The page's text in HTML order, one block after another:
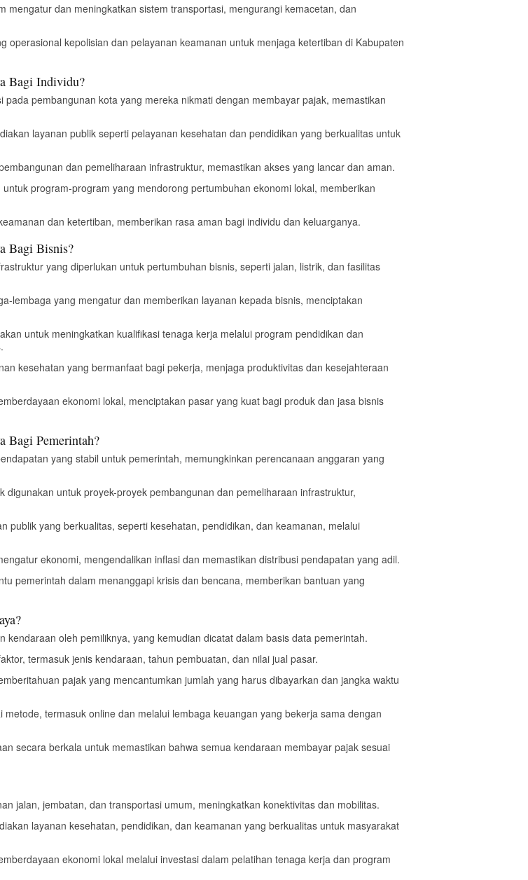
mengatur dan meningkatkan sistem transportasi, mengurangi kemacetan, dan
operasional kepolisian dan pelayanan keamanan untuk menjaga ketertiban di Kabupaten
Bagi Individu?
pada pembangunan kota yang mereka nikmati dengan membayar pajak, memastikan
layanan publik seperti pelayanan kesehatan dan pendidikan yang berkualitas untuk
dan pemeliharaan infrastruktur, memastikan akses yang lancar dan aman.
program-program yang mendorong pertumbuhan ekonomi lokal, memberikan
dan ketertiban, memberikan rasa aman bagi individu dan keluarganya.
Bagi Bisnis?
yang diperlukan untuk pertumbuhan bisnis, seperti jalan, listrik, dan fasilitas
lembaga yang mengatur dan memberikan layanan kepada bisnis, menciptakan
untuk meningkatkan kualifikasi tenaga kerja melalui program pendidikan dan
kesehatan yang bermanfaat bagi pekerja, menjaga produktivitas dan kesejahteraan
ekonomi lokal, menciptakan pasar yang kuat bagi produk dan jasa bisnis
Bagi Pemerintah?
yang stabil untuk pemerintah, memungkinkan perencanaan anggaran yang
digunakan untuk proyek-proyek pembangunan dan pemeliharaan infrastruktur,
publik yang berkualitas, seperti kesehatan, pendidikan, dan keamanan, melalui
ekonomi, mengendalikan inflasi dan memastikan distribusi pendapatan yang adil.
pemerintah dalam menanggapi krisis dan bencana, memberikan bantuan yang
kendaraan oleh pemiliknya, yang kemudian dicatat dalam basis data pemerintah.
termasuk jenis kendaraan, tahun pembuatan, dan nilai jual pasar.
pajak yang mencantumkan jumlah yang harus dibayarkan dan jangka waktu
termasuk online dan melalui lembaga keuangan yang bekerja sama dengan
secara berkala untuk memastikan bahwa semua kendaraan membayar pajak sesuai
jalan, jembatan, dan transportasi umum, meningkatkan konektivitas dan mobilitas.
layanan kesehatan, pendidikan, dan keamanan yang berkualitas untuk masyarakat
ekonomi lokal melalui investasi dalam pelatihan tenaga kerja dan program